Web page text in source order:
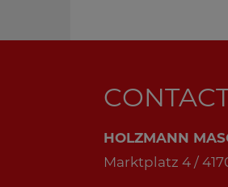
HOLZMANN
Marktplatz 4 /